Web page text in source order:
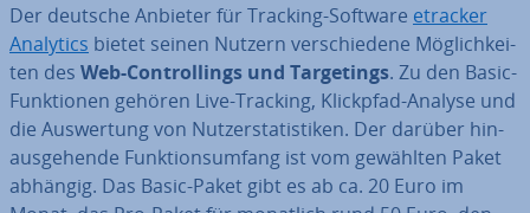
Der deutsche Anbieter für Tracking-Software etracker
Analytics bietet seinen Nutzern ver­schie­de­ne Mög­lich­kei­
ten des Web-Con­trol­lings und Tar­ge­tings. Zu den Basic-
Funk­tio­nen gehören Live-Tracking, Klickpfad-Analyse und
die Aus­wer­tung von Nut­zer­sta­tis­ti­ken. Der darüber hin­
aus­ge­hen­de Funk­ti­ons­um­fang ist vom gewählten Paket
abhängig. Das Basic-Paket gibt es ab ca. 20 Euro im